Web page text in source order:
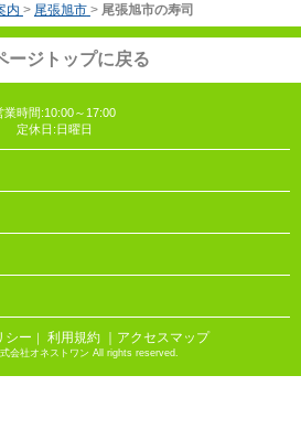
内 > 尾張旭市 > 尾張旭市の寿司
ージトップに戻る
業時間:10:00～17:00
定休日:日曜日
シー ｜ 利用規約 ｜アクセスマップ
会社オネストワン All rights reserved.